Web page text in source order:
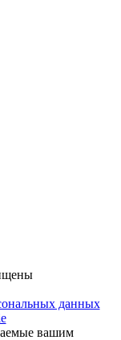
данных
вашим